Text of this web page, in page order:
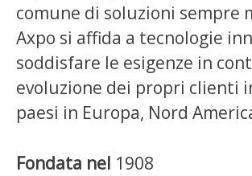
comune di soluzioni sempre
Axpo si affida a tecnologie
soddisfare le esigenze in
evoluzione dei propri clienti
paesi in Europa, Nord
Fondata nel 1908